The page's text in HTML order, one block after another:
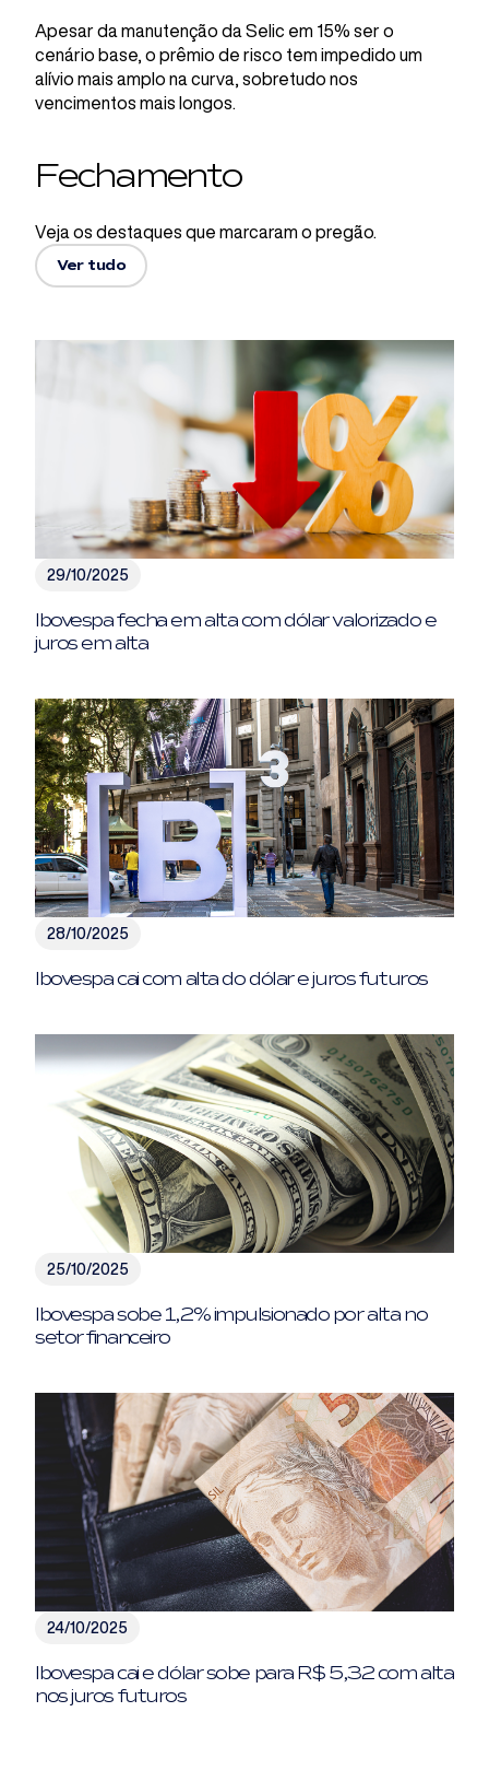
Apesar da manutenção da Selic em 15% ser o
cenário base, o prêmio de risco tem impedido um
alívio mais amplo na curva, sobretudo nos
vencimentos mais longos.
Fechamento
Veja os destaques que marcaram o pregão.
Ver tudo
29/10/2025
Ibovespa fecha em alta com dólar valorizado e
juros em alta
28/10/2025
Ibovespa cai com alta do dólar e juros futuros
25/10/2025
Ibovespa sobe 1,2% impulsionado por alta no
setor financeiro
24/10/2025
Ibovespa cai e dólar sobe para R$ 5,32 com alta
nos juros futuros